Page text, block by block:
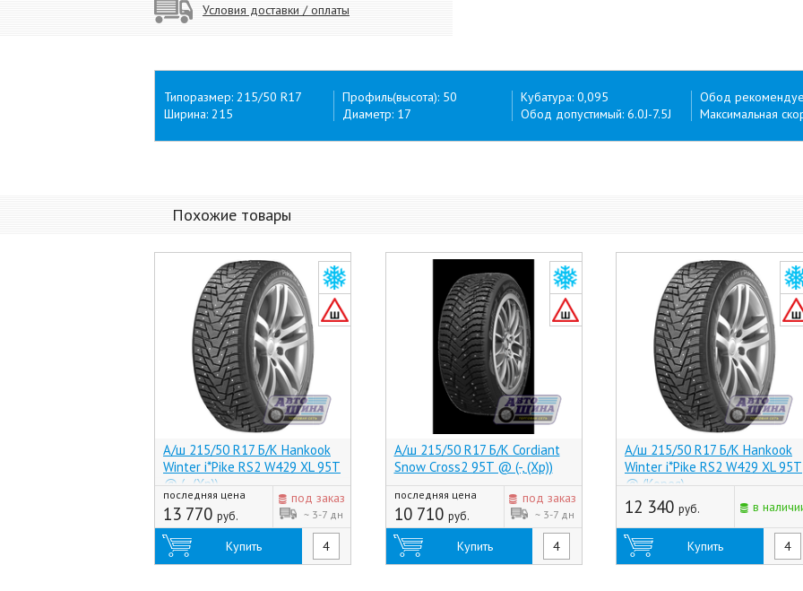
Условия доставки / оплаты
Типоразмер: 215/50 R17
Ширина: 215
Профиль(высота): 50
Диаметр: 17
Кубатура: 0,095
Обод допустимый: 6.0J-7.5J
Обод
Максимальная
Похожие товары
А/ш 215/50 R17 Б/К Hankook
Winter i*Pike RS2 W429 XL 95T
@ (-, (Хр))
последняя цена
13 770 руб.
под заказ
~ 3-7 дн
Купить
А/ш 215/50 R17 Б/К Cordiant
Snow Cross2 95T @ (-, (Хр))
последняя цена
10 710 руб.
под заказ
~ 3-7 дн
Купить
А/ш 215/50 R17 Б/К Hankook
Winter i*Pike RS2 W429 XL 95T
@ (Корея)
12 340 руб. в
Купить